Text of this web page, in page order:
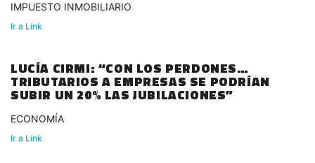
IMPUESTO INMOBILIARIO
Ir a Link
LUCÍA CIRMI: “CON LOS PERDONES
TRIBUTARIOS A EMPRESAS SE PODRÍAN
SUBIR UN 20% LAS JUBILACIONES”
ECONOMÍA
Ir a Link